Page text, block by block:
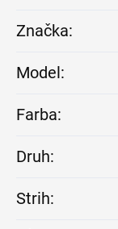
Značka:
Model:
Farba:
Druh:
Strih: